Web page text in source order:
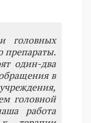
головных
препараты.
один-два
в
головной
работа